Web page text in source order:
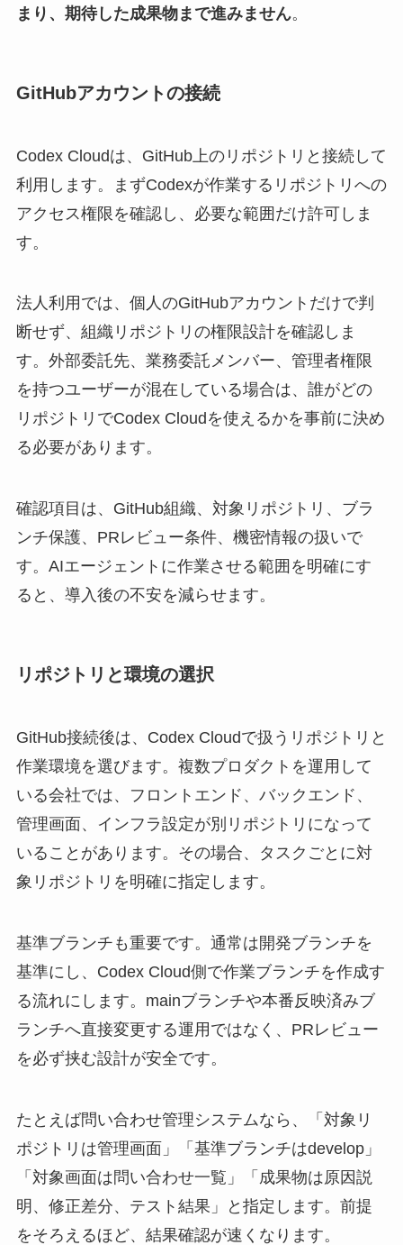
まり、期待した成果物まで進みません。
GitHubアカウントの接続
Codex Cloudは、GitHub上のリポジトリと接続して
利用します。まずCodexが作業するリポジトリへの
アクセス権限を確認し、必要な範囲だけ許可しま
す。
法人利用では、個人のGitHubアカウントだけで判
断せず、組織リポジトリの権限設計を確認しま
す。外部委託先、業務委託メンバー、管理者権限
を持つユーザーが混在している場合は、誰がどの
リポジトリでCodex Cloudを使えるかを事前に決め
る必要があります。
確認項目は、GitHub組織、対象リポジトリ、ブラ
ンチ保護、PRレビュー条件、機密情報の扱いで
す。AIエージェントに作業させる範囲を明確にす
ると、導入後の不安を減らせます。
リポジトリと環境の選択
GitHub接続後は、Codex Cloudで扱うリポジトリと
作業環境を選びます。複数プロダクトを運用して
いる会社では、フロントエンド、バックエンド、
管理画面、インフラ設定が別リポジトリになって
いることがあります。その場合、タスクごとに対
象リポジトリを明確に指定します。
基準ブランチも重要です。通常は開発ブランチを
基準にし、Codex Cloud側で作業ブランチを作成す
る流れにします。mainブランチや本番反映済みブ
ランチへ直接変更する運用ではなく、PRレビュー
を必ず挟む設計が安全です。
たとえば問い合わせ管理システムなら、「対象リ
ポジトリは管理画面」「基準ブランチはdevelop」
「対象画面は問い合わせ一覧」「成果物は原因説
明、修正差分、テスト結果」と指定します。前提
をそろえるほど、結果確認が速くなります。